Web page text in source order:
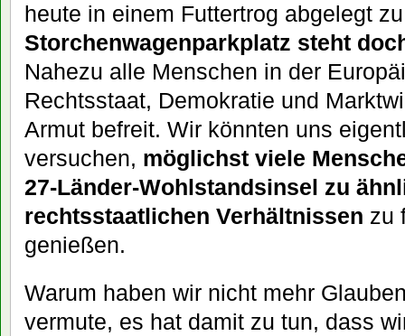
heute in einem Futtertrog abgelegt
Storchenwagenparkplatz steht
Nahezu alle Menschen in der
Rechtsstaat, Demokratie und
Armut befreit. Wir könnten uns
versuchen, möglichst viele
27-Länder-Wohlstandsinsel zu
rechtsstaatlichen Verhältnissen zu
genießen.
Warum haben wir nicht mehr
vermute, es hat damit zu tun, dass